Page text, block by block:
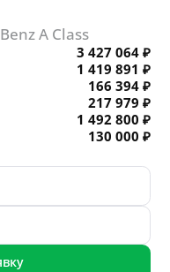
A Class
3 427 064 ₽
1 419 891 ₽
166 394 ₽
217 979 ₽
1 492 800 ₽
130 000 ₽